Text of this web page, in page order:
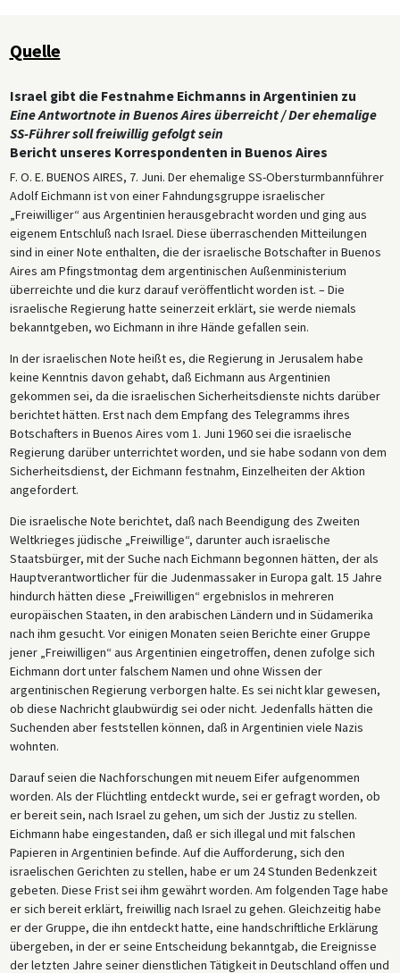
Quelle
Israel gibt die Festnahme Eichmanns in Argentinien zu
Eine Antwortnote in Buenos Aires überreicht / Der ehemalige
SS-Führer soll freiwillig gefolgt sein
Bericht unseres Korrespondenten in Buenos Aires
F. O. E. BUENOS AIRES, 7. Juni. Der ehemalige SS-Obersturmbannführer
Adolf Eichmann ist von einer Fahndungsgruppe israelischer
„Freiwilliger“ aus Argentinien herausgebracht worden und ging aus
eigenem Entschluß nach Israel. Diese überraschenden Mitteilungen
sind in einer Note enthalten, die der israelische Botschafter in Buenos
Aires am Pfingstmontag dem argentinischen Außenministerium
überreichte und die kurz darauf veröffentlicht worden ist. – Die
israelische Regierung hatte seinerzeit erklärt, sie werde niemals
bekanntgeben, wo Eichmann in ihre Hände gefallen sein.
In der israelischen Note heißt es, die Regierung in Jerusalem habe
keine Kenntnis davon gehabt, daß Eichmann aus Argentinien
gekommen sei, da die israelischen Sicherheitsdienste nichts darüber
berichtet hätten. Erst nach dem Empfang des Telegramms ihres
Botschafters in Buenos Aires vom 1. Juni 1960 sei die israelische
Regierung darüber unterrichtet worden, und sie habe sodann von dem
Sicherheitsdienst, der Eichmann festnahm, Einzelheiten der Aktion
angefordert.
Die israelische Note berichtet, daß nach Beendigung des Zweiten
Weltkrieges jüdische „Freiwillige“, darunter auch israelische
Staatsbürger, mit der Suche nach Eichmann begonnen hätten, der als
Hauptverantwortlicher für die Judenmassaker in Europa galt. 15 Jahre
hindurch hätten diese „Freiwilligen“ ergebnislos in mehreren
europäischen Staaten, in den arabischen Ländern und in Südamerika
nach ihm gesucht. Vor einigen Monaten seien Berichte einer Gruppe
jener „Freiwilligen“ aus Argentinien eingetroffen, denen zufolge sich
Eichmann dort unter falschem Namen und ohne Wissen der
argentinischen Regierung verborgen halte. Es sei nicht klar gewesen,
ob diese Nachricht glaubwürdig sei oder nicht. Jedenfalls hätten die
Suchenden aber feststellen können, daß in Argentinien viele Nazis
wohnten.
Darauf seien die Nachforschungen mit neuem Eifer aufgenommen
worden. Als der Flüchtling entdeckt wurde, sei er gefragt worden, ob
er bereit sein, nach Israel zu gehen, um sich der Justiz zu stellen.
Eichmann habe eingestanden, daß er sich illegal und mit falschen
Papieren in Argentinien befinde. Auf die Aufforderung, sich den
israelischen Gerichten zu stellen, habe er um 24 Stunden Bedenkzeit
gebeten. Diese Frist sei ihm gewährt worden. Am folgenden Tage habe
er sich bereit erklärt, freiwillig nach Israel zu gehen. Gleichzeitig habe
er der Gruppe, die ihn entdeckt hatte, eine handschriftliche Erklärung
übergeben, in der er seine Entscheidung bekanntgab, die Ereignisse
der letzten Jahre seiner dienstlichen Tätigkeit in Deutschland offen und